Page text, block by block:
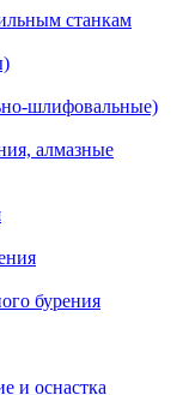
станкам
шлифовальные)
алмазные
бурения
и оснастка